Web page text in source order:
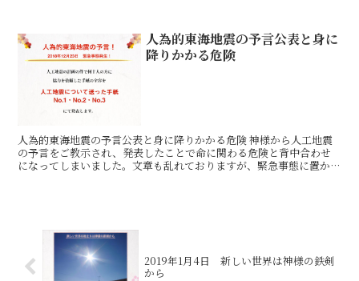
人為的東海地震の予言公表と身に
降りかかる危険
人為的東海地震の予言公表と身に降りかかる危険 神様から人工地震
の予言をご教示され、発表したことで命に関わる危険と背中合わせ
になってしまいました。文章も乱れておりますが、緊急事態に置かれ
2019年1月4日 新しい世界は神様の鉄剣
から